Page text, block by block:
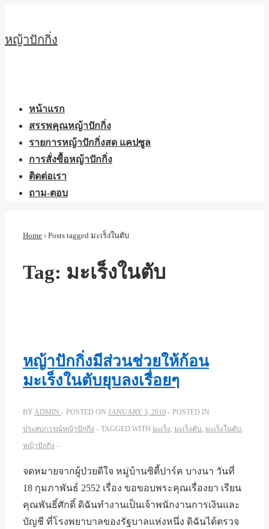
to
หญ้าปักกิ่ง
Navigation
หน้าแรก
สรรพคุณหญ้าปักกิ่ง
รายการหญ้าปักกิ่งสด แคปซูล
การสั่งซื้อหญ้าปักกิ่ง
ติดต่อเรา
ถาม-ตอบ
Home › Posts tagged มะเร็งในตับ
Tag: มะเร็งในตับ
หญ้าปักกิ่งมีส่วนช่วยให้ก้อน
มะเร็งในตับยุบลงเรื่อยๆ
BY ADMIN POSTED ON JANUARY 3, 2010
POSTED IN
ประสบการณ์หญ้าปักกิ่ง
TAGGED WITH มะเร็ง, มะเร็งตับ, มะเร็งในตับ,
หญ้าปักกิ่ง
จดหมายจากผู้ป่วยดีใจ หมู่บ้านซิตี้ปาร์ค บางนา วันที่
18 กุมภาพันธ์ 2552 เรื่อง ขอขอบพระคุณเรื่องยา เรียน
คุณพันธิ์ศักดิ์ ดิฉันทำงานเป็นเจ้าพนักงานการเงินและ
บัญชี ที่โรงพยาบาลของรัฐบาลแห่งหนึ่ง ดิฉันได้ตรวจ